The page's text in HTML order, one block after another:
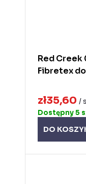
Red
Fibretex
zł35,60 /
Dostępny5
DO